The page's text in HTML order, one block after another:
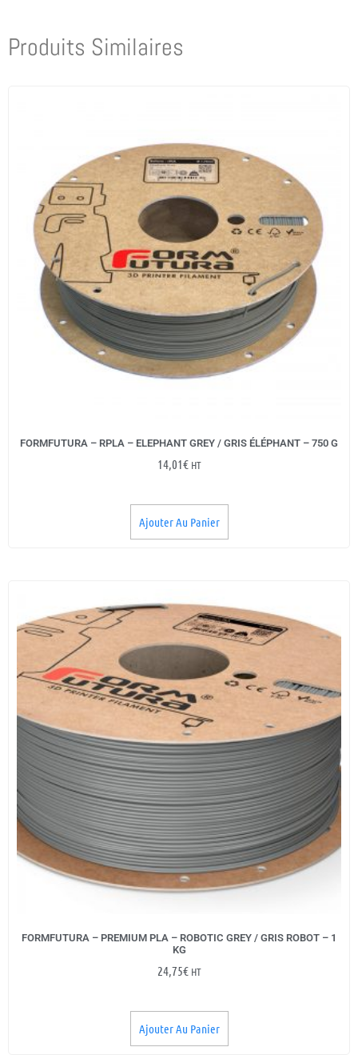
Produits Similaires
FORMFUTURA – RPLA – ELEPHANT GREY / GRIS ÉLÉPHANT – 750 G
14,01€ HT
Ajouter Au Panier
FORMFUTURA – PREMIUM PLA – ROBOTIC GREY / GRIS ROBOT – 1
KG
24,75€ HT
Ajouter Au Panier